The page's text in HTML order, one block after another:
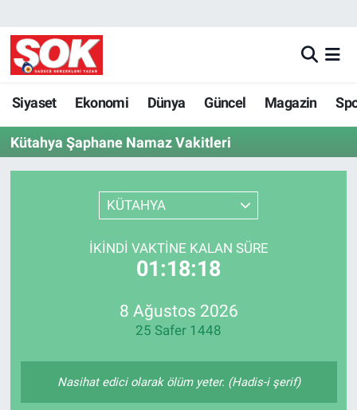
Siyaset Ekonomi Dünya Güncel Magazin
Kütahya Şaphane Namaz Vakitleri
KÜTAHYA
İKINDI VAKTINE KALAN SÜRE
01:18:18
8 Ağustos 2026
25 Safer 1448
Nasihat edici olarak ölüm yeter. (Hadis-i şerif)
GÜNDEM
DÜNYA
SPOR
KÜLTÜR SANAT
SAĞLIK
Nöbetçi Eczaneler
Hava Durumu
İstanbul Namaz Vakitleri
Süper Lig Puan Durumu ve Fikstür
Son Dakika Haberleri